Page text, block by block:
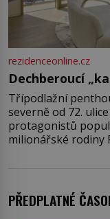
rezidenceonline.cz
Dechberoucí
Třípodlažní
severně od 72.
protagonistů
milionářské rodiny
jenom jednou z
PŘEDPLATNÉ